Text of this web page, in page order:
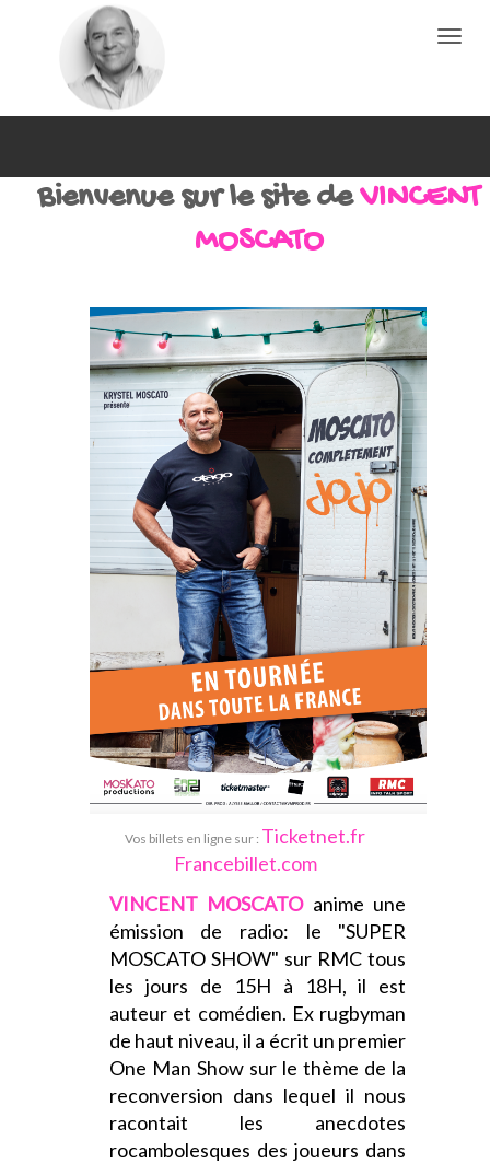
Toggle
Bienvenue sur le site deVINCENT
MOSCATO
Vos billets en ligne sur : Ticketnet.fr
Francebillet.com
VINCENT MOSCATOanime une
émission de radio: le "SUPER
MOSCATO SHOW" sur RMC tous
les jours de 15H à 18H, il est
auteur et comédien. Ex rugbyman
de haut niveau, il a écrit un premier
One Man Show sur le thème de la
reconversion dans lequel il nous
racontait les anecdotes
rocambolesques des joueurs dans